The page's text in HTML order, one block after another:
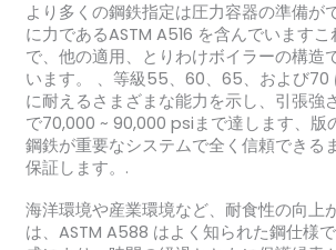
より多くの鋼鉄指定は圧力容器の準備が
に力であるASTM A516 を含んでいます
で、他の適用、とりわけボイラーの構造
います。 、等級55、60、65、および70
に耐えるさまざまな能力を示し、引張強
で70,000 ~ 90,000 psiまで達します、版
鋼鉄が重要なシステムで全く信頼できる
保証します。.
海洋環境や産業環境など、耐食性の向上
は、ASTM A588 はよく知られた鋼仕様